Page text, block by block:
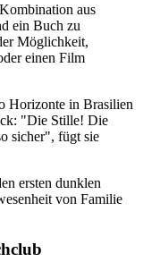
aus
ein Buch zu
Möglichkeit,
einen Film
Horizonte in Brasilien
"Die Stille! Die
sicher", fügt sie
ersten dunklen
von Familie